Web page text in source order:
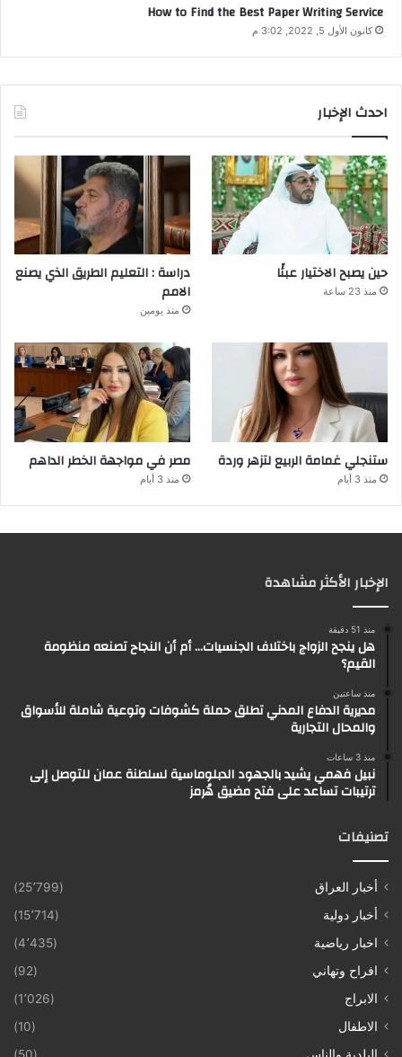
How to Find the Best Paper Writing Service
كانون الأول 5, 2022, 3:02 م
احدث الإخبار
حين يصبح الاختيار عبئًا
منذ 23 ساعة
دراسة : التعليم الطريق الذي يصنع
الامم
منذ يومين
ستنجلي غمامة الربيع لتزهر وردة
منذ 3 أيام
مصر في مواجهة الخطر الداهم
منذ 3 أيام
الإخبار الأكثر مشاهدة
منذ 51 دقيقة
هل ينجح الزواج باختلاف الجنسيات… أم أن النجاح تصنعه منظومة
القيم؟
منذ ساعتين
مديرية الدفاع المدني تطلق حملة كشوفات وتوعية شاملة للأسواق
والمحال التجارية
منذ 3 ساعات
نبيل فهمي يشيد بالجهود الدبلوماسية لسلطنة عمان للتوصل إلى
ترتيبات تساعد على فتح مضيق هُرمز
تصنيفات
أخبار العراق
(25٬799)
أخبار دولية
(15٬714)
اخبار رياضية
(4٬435)
افراح وتهاني
(92)
الابراج
(1٬026)
الاطفال
(10)
البلدية والناس
(50)